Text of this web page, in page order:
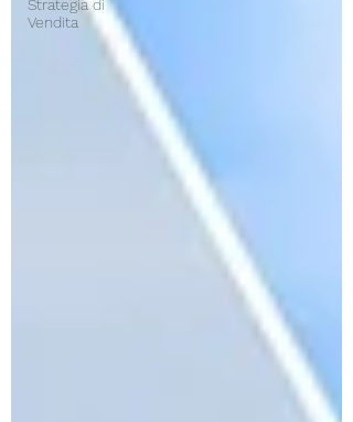
Strategia di
Vendita